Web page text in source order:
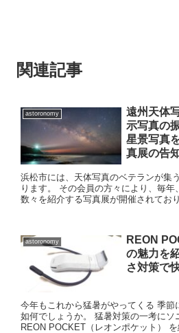
関連記事
astoronomy
遠州天体
示写真の
星景写真
真展の告
浜松市には、天体写真のベテランが集
ります。 その会員の方々により、毎
数々を紹介する写真展が開催されてお
astoronomy
REON
の魅力を
さ対策で
今年もこれから猛暑がやってくる 季節
如何でしょうか。 猛暑対策の一考にソ
REON POCKET（レオンポケット） を